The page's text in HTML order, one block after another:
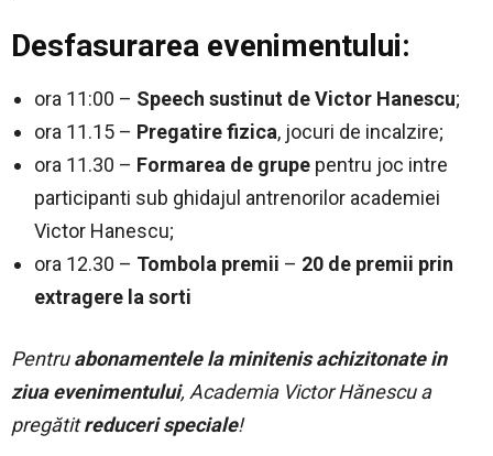
Desfasurarea evenimentului:
ora 11:00 – Speech sustinut de Victor Hanescu;
ora 11.15 – Pregatire fizica, jocuri de incalzire;
ora 11.30 – Formarea de grupe pentru joc intre
participanti sub ghidajul antrenorilor academiei
Victor Hanescu;
ora 12.30 – Tombola premii – 20 de premii prin
extragere la sorti
Pentruabonamentele la minitenis achizitonate in
ziua evenimentului, Academia Victor Hănescu a
pregătitreduceri speciale!